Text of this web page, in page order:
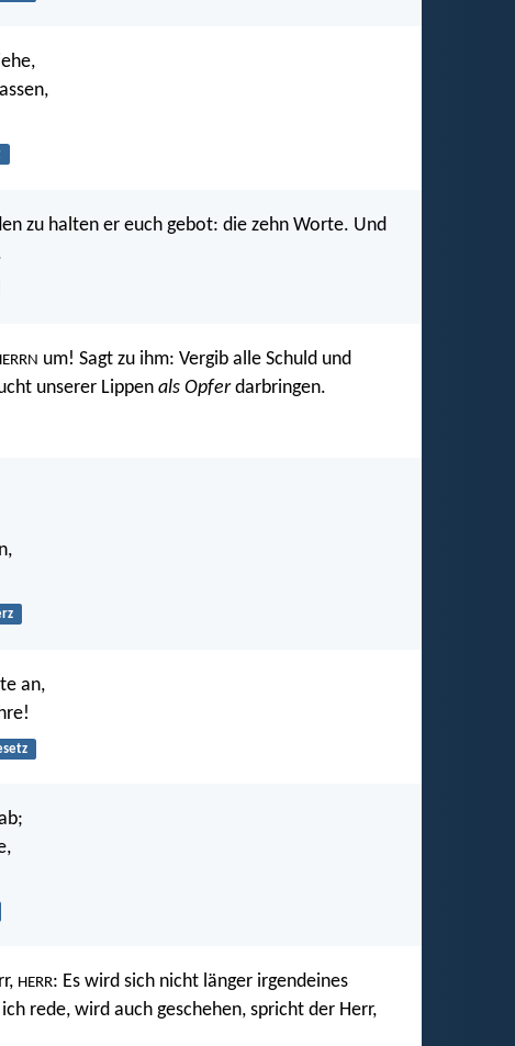
zu halten er euch gebot: die zehn Worte. Und
um! Sagt zu ihm: Vergib alle Schuld und
unserer Lippen als Opferdarbringen.
an,
HERR: Es wird sich nicht länger irgendeines
rede, wird auch geschehen, spricht der Herr,